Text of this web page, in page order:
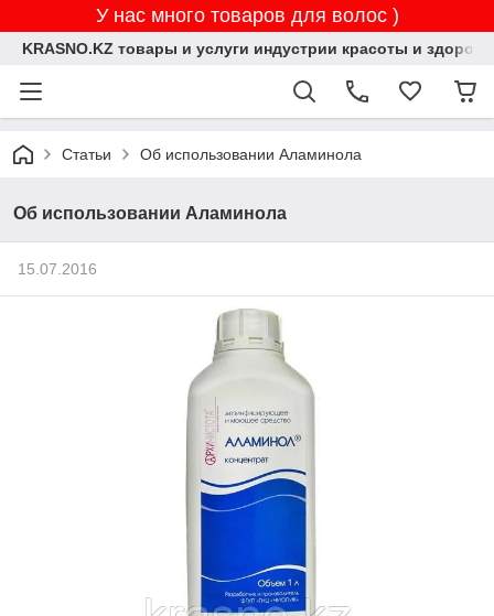
У нас много товаров для волос )
KRASNO.KZ товары и услуги индустрии красоты и
Статьи Об использовании Аламинола
Об использовании Аламинола
15.07.2016